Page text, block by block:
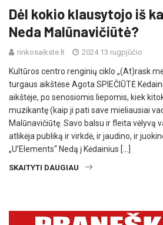
Dėl kokio klausytojo iš
Neda Malūnavičiūtė?
rinkosaikste.lt 2024 13 rugpjūčio
Kultūros centro renginių ciklo „(At)rask
turgaus aikštėse Agota SPIEČIŪTĖ
aikštėje, po senosiomis liepomis, kiek
muzikantę (kaip ji pati save mieliausiai
Malūnavičiūtę. Savo balsu ir fleita vėlyvą
atlikėja publiką ir virkdė, ir jaudino, ir
„U’Elements“ Nedą į Kėdainius […]
SKAITYTI DAUGIAU